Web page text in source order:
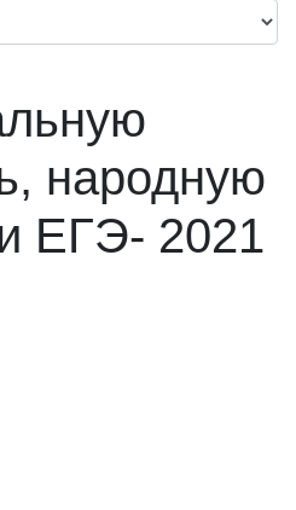
народную
ЕГЭ- 2021